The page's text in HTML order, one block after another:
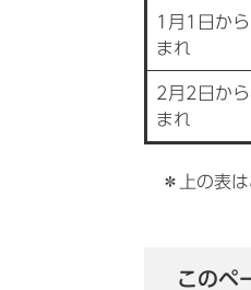
1月1日か
まれ
2月2日か
まれ
＊上の表は
このペ